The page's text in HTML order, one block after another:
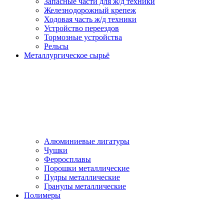
Железнодорожный крепеж
Ходовая часть ж/д техники
Устройство переездов
Тормозные устройства
Рельсы
Металлургическое сырьё
Алюминиевые лигатуры
Чушки
Ферросплавы
Порошки металлические
Пудры металлические
Гранулы металлические
Полимеры